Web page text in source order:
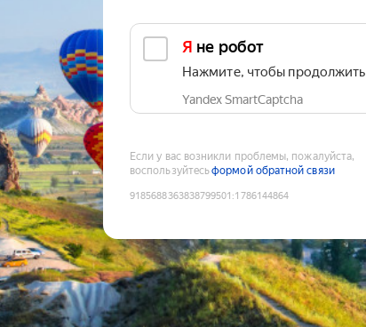
Я не робот
Нажмите, чтобы продолжить
Yandex SmartCaptcha
Если у вас возникли проблемы, пожалуйста,
воспользуйтесьформой обратной связи
9185688363838799501 :1786144864